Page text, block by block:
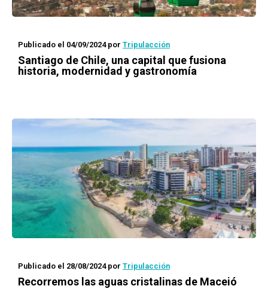
Publicado el 04/09/2024por Tripulacción
Santiago de Chile, una capital que fusiona
historia, modernidad y gastronomía
Publicado el 28/08/2024por Tripulacción
Recorremos las aguas cristalinas de Maceió